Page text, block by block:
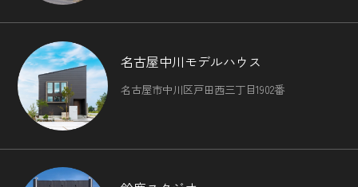
名古屋中川モデルハウス
名古屋市中川区戸田西三丁目1902番